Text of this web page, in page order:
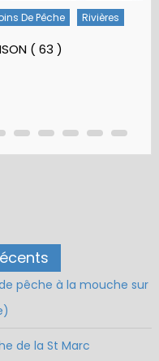
De Pêche Rivières
( 63 )
pêche à la mouche sur
de la St Marc